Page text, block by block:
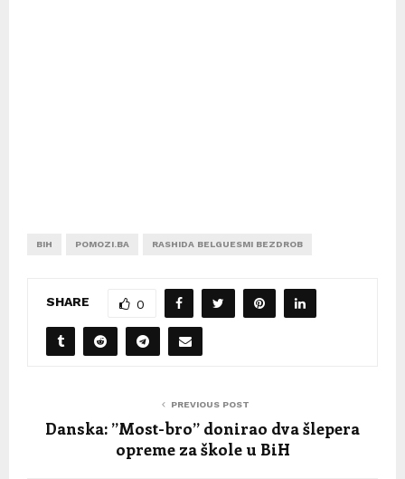
BIH POMOZI.BA RASHIDA BELGUESMI BEZDROB
SHARE 0
PREVIOUS POST
Danska: ”Most-bro” donirao dva šlepera
opreme za škole u BiH